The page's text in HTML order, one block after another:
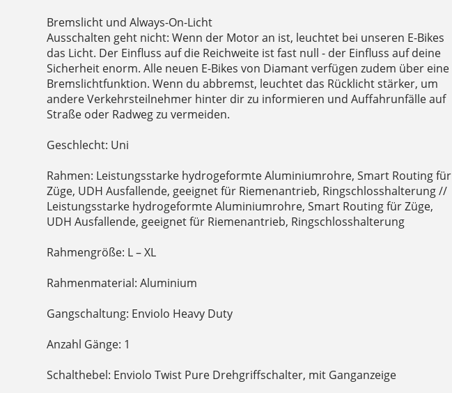
Bremslicht und Always-On-Licht
Ausschalten geht nicht: Wenn der Motor an ist, leuchtet bei unseren E-Bikes
das Licht. Der Einfluss auf die Reichweite ist fast null - der Einfluss auf deine
Sicherheit enorm. Alle neuen E-Bikes von Diamant verfügen zudem über eine
Bremslichtfunktion. Wenn du abbremst, leuchtet das Rücklicht stärker, um
andere Verkehrsteilnehmer hinter dir zu informieren und Auffahrunfälle auf
Straße oder Radweg zu vermeiden.
Geschlecht: Uni
Rahmen: Leistungsstarke hydrogeformte Aluminiumrohre, Smart Routing für
Züge, UDH Ausfallende, geeignet für Riemenantrieb, Ringschlosshalterung //
Leistungsstarke hydrogeformte Aluminiumrohre, Smart Routing für Züge,
UDH Ausfallende, geeignet für Riemenantrieb, Ringschlosshalterung
Rahmengröße: L – XL
Rahmenmaterial: Aluminium
Gangschaltung: Enviolo Heavy Duty
Anzahl Gänge: 1
Schalthebel: Enviolo Twist Pure Drehgriffschalter, mit Ganganzeige